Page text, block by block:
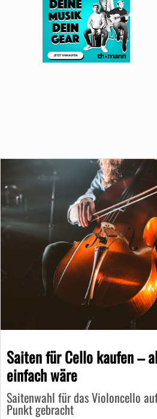
Saiten für Cello kaufen –
einfach wäre
Saitenwahl für das Violoncello
Punkt gebracht